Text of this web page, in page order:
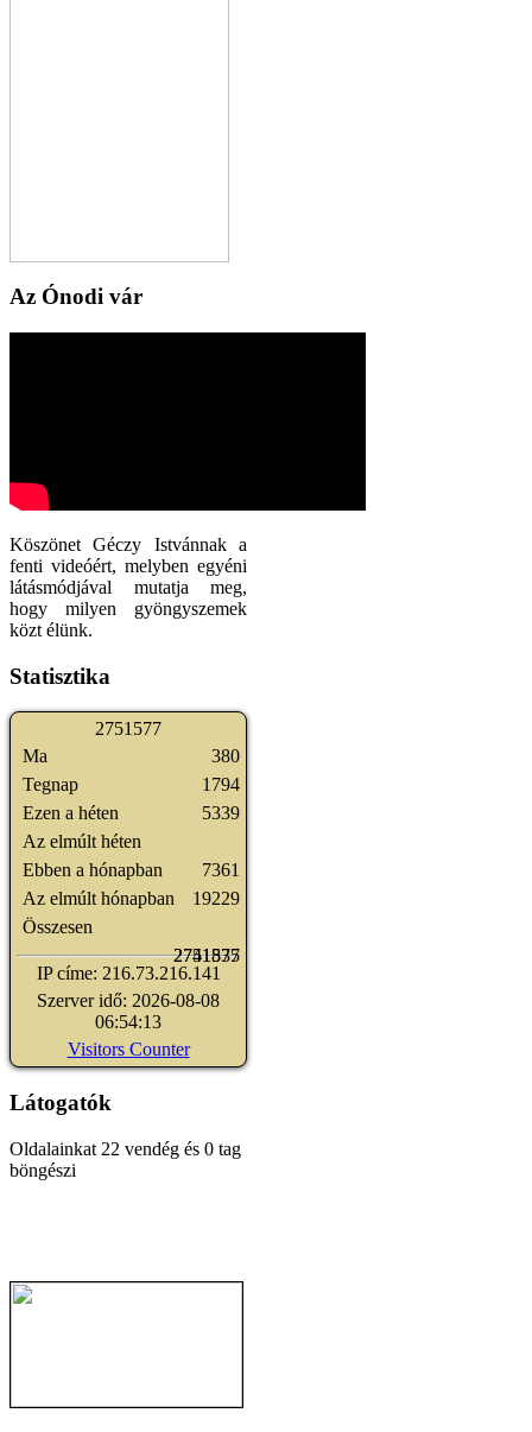
Az Ónodi vár
Köszönet Géczy Istvánnak a
fenti videóért, melyben egyéni
látásmódjával mutatja meg,
hogy milyen gyöngyszemek
közt élünk.
Statisztika
2751577
Ma
Tegnap
Ezen a héten
Az elmúlt héten
Ebben a hónapban
Az elmúlt hónapban
Összesen
380
1794
5339
2741835
7361
19229
2751577
IP címe: 216.73.216.141
Szerver idő: 2026-08-08
06:54:13
Visitors Counter
Látogatók
Oldalainkat 22 vendég és 0 tag
böngészi